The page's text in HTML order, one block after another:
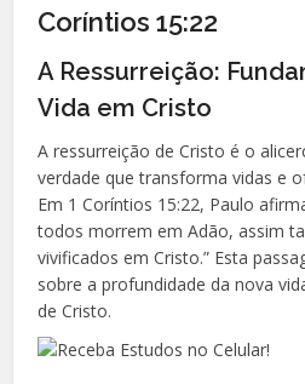
Coríntios 15:22
A Ressurreição:
Vida em Cristo
A ressurreição de Cristo é o
verdade que transforma vidas e
Em 1 Coríntios 15:22, Paulo
todos morrem em Adão, assim
vivificados em Cristo.” Esta
sobre a profundidade da nova
de Cristo.